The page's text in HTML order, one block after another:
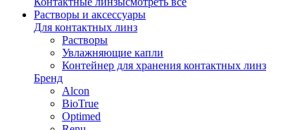
Растворы и аксессуары
Для контактных линз
Растворы
Увлажняющие капли
Контейнер для хранения контактных линз
Бренд
Alcon
BioTrue
Optimed